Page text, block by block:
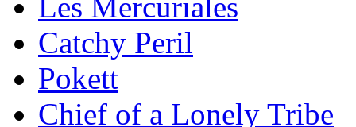
Catchy Peril
Pokett
Chief of a Lonely Tribe